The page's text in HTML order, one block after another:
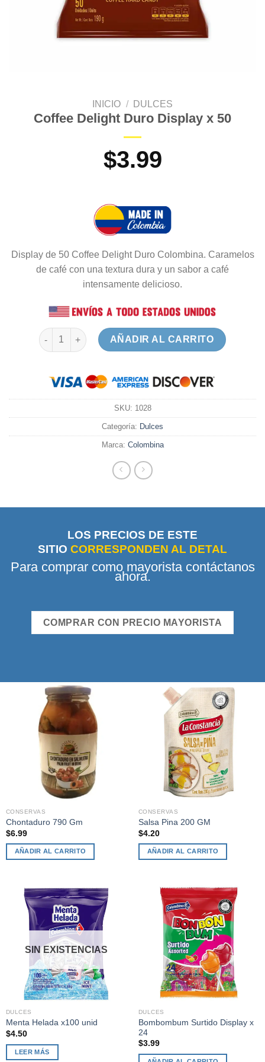
INICIO / DULCES
Coffee Delight Duro Display x 50
$3.99
Display de 50 Coffee Delight Duro Colombina. Caramelos
de café con una textura dura y un sabor a café
intensamente delicioso.
Coffee Delight Duro Display x 50 cantidad
AÑADIR AL CARRITO
SKU: 1028
Categoría: Dulces
Marca: Colombina
LOS PRECIOS DE ESTE
SITIO CORRESPONDEN AL DETAL
Para comprar como mayorista contáctanos
ahora.
COMPRAR CON PRECIO MAYORISTA
CONSERVAS
Chontaduro 790 Gm
$6.99
AÑADIR AL CARRITO
CONSERVAS
Salsa Pina 200 GM
$4.20
AÑADIR AL CARRITO
SIN EXISTENCIAS
DULCES
Menta Helada x100 unid
$4.50
LEER MÁS
DULCES
Bombombum Surtido Display x
24
$3.99